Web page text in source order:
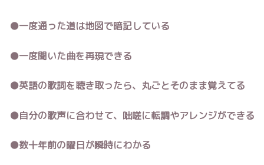
●一度通った道は地図で暗記している
●一度聞いた曲を再現できる
●英語の歌詞を聴き取ったら、丸ごとそのまま覚えてる
●自分の歌声に合わせて、咄嗟に転調やアレンジができる
●数十年前の曜日が瞬時にわかる